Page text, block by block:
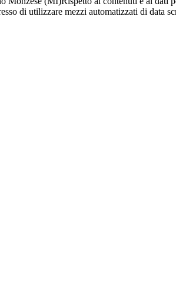
di utilizzare mezzi automatizzati di data